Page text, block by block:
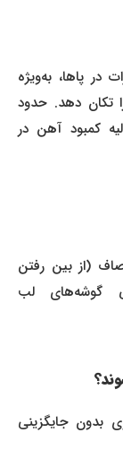
به‌ویژه
دهد. حدود
کمبود آهن در
(از بین رفتن
لب
جایگزینی